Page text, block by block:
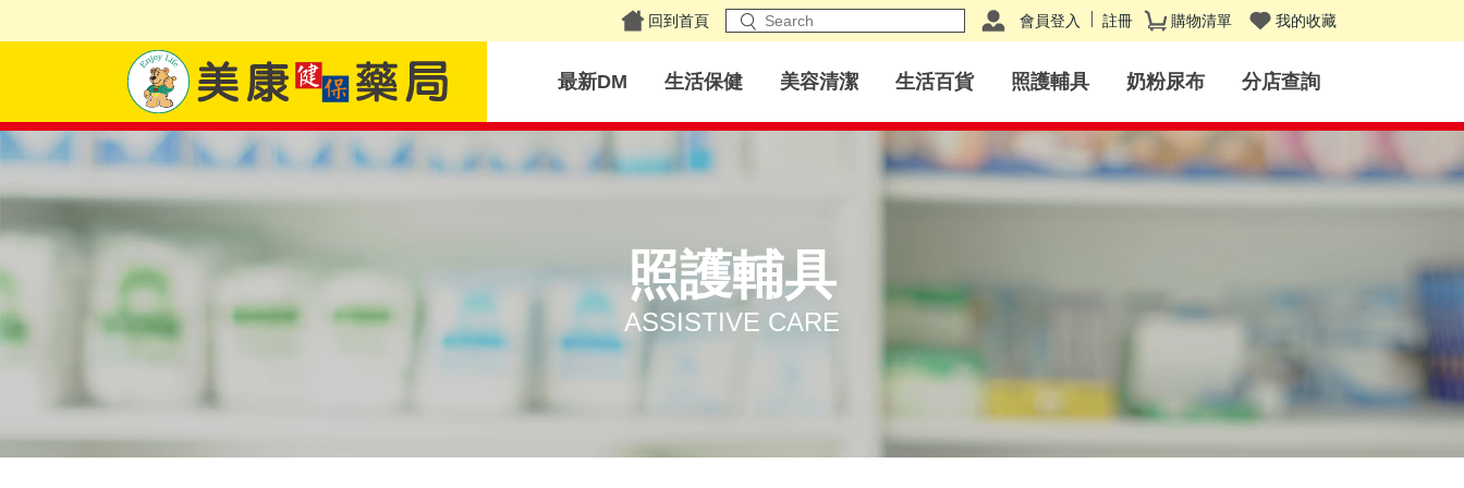
回到首頁 會員登入 註冊 購物清單 我的收藏
最新DM 生活保健 美容清潔 生活百貨 照護輔具 奶粉尿布 分店查詢
照護輔具
ASSISTIVE CARE